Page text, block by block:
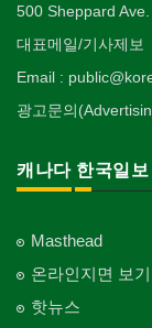
500 Sheppard
대표메일/기사제보
Email :
광고문의
캐나다 한국일보
Masthead
온라인지면 보기
핫뉴스